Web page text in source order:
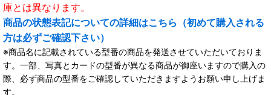
庫とは異なります。
商品の状態表記についての詳細はこちら（初めて購入される
方は必ずご確認下さい）
※商品名に記載されている型番の商品を発送させていただいておりま
す。一部、写真とカードの型番が異なる商品が御座いますので購入の
際、必ず商品の型番をご確認していただきますようお願い申し上げま
す。